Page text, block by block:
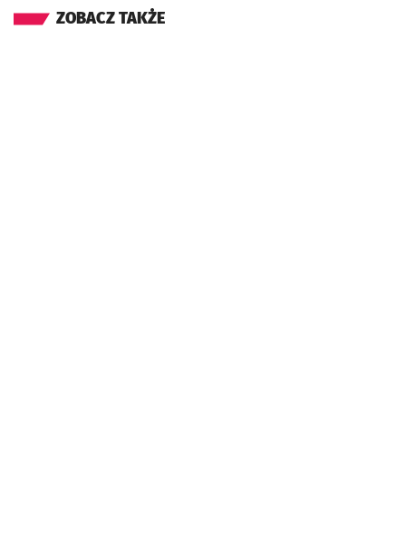
ZOBACZ TAKŻE